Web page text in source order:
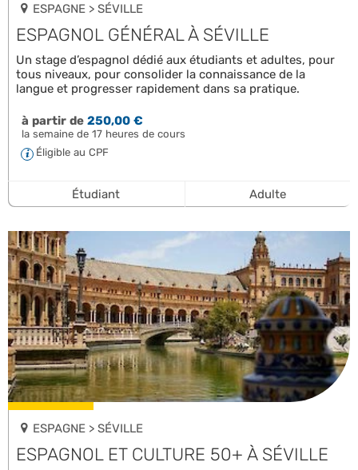
ESPAGNE > SÉVILLE
ESPAGNOL GÉNÉRAL À SÉVILLE
Un stage d’espagnol dédié aux étudiants et adultes, pour
tous niveaux, pour consolider la connaissance de la
langue et progresser rapidement dans sa pratique.
à partir de250,00 €
la semaine de 17 heures de cours
Éligible au CPF
Étudiant Adulte
ESPAGNE > SÉVILLE
ESPAGNOL ET CULTURE 50+ À SÉVILLE